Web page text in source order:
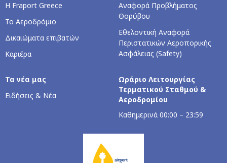
Η Fraport Greece
Το Αεροδρόμιο
Δικαιώματα επιβατών
Καριέρα
Αναφορά Προβλήματος
Θορύβου
Εθελοντική Αναφορά
Περιστατικών Αεροπορικής
Ασφάλειας (Safety)
Τα νέα μας
Ειδήσεις & Νέα
Ωράριο Λειτουργίας
Τερματικού Σταθμού &
Αεροδρομίου
Καθημερινά 00:00 – 23:59